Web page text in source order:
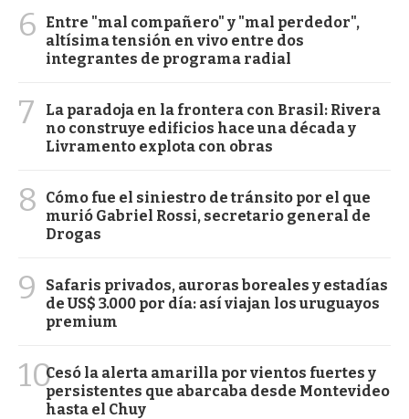
6
Entre "mal compañero" y "mal perdedor",
altísima tensión en vivo entre dos
integrantes de programa radial
7
La paradoja en la frontera con Brasil: Rivera
no construye edificios hace una década y
Livramento explota con obras
8
Cómo fue el siniestro de tránsito por el que
murió Gabriel Rossi, secretario general de
Drogas
9
Safaris privados, auroras boreales y estadías
de US$ 3.000 por día: así viajan los uruguayos
premium
10Cesó la alerta amarilla por vientos fuertes y
persistentes que abarcaba desde Montevideo
hasta el Chuy